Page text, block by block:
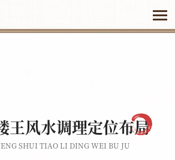
王风水调理定位布局
SHUI TIAO LI DING WEI BU JU